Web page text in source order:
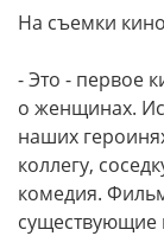
На съемки
- Это - первое
о женщинах.
наших
коллегу,
комедия.
существующие